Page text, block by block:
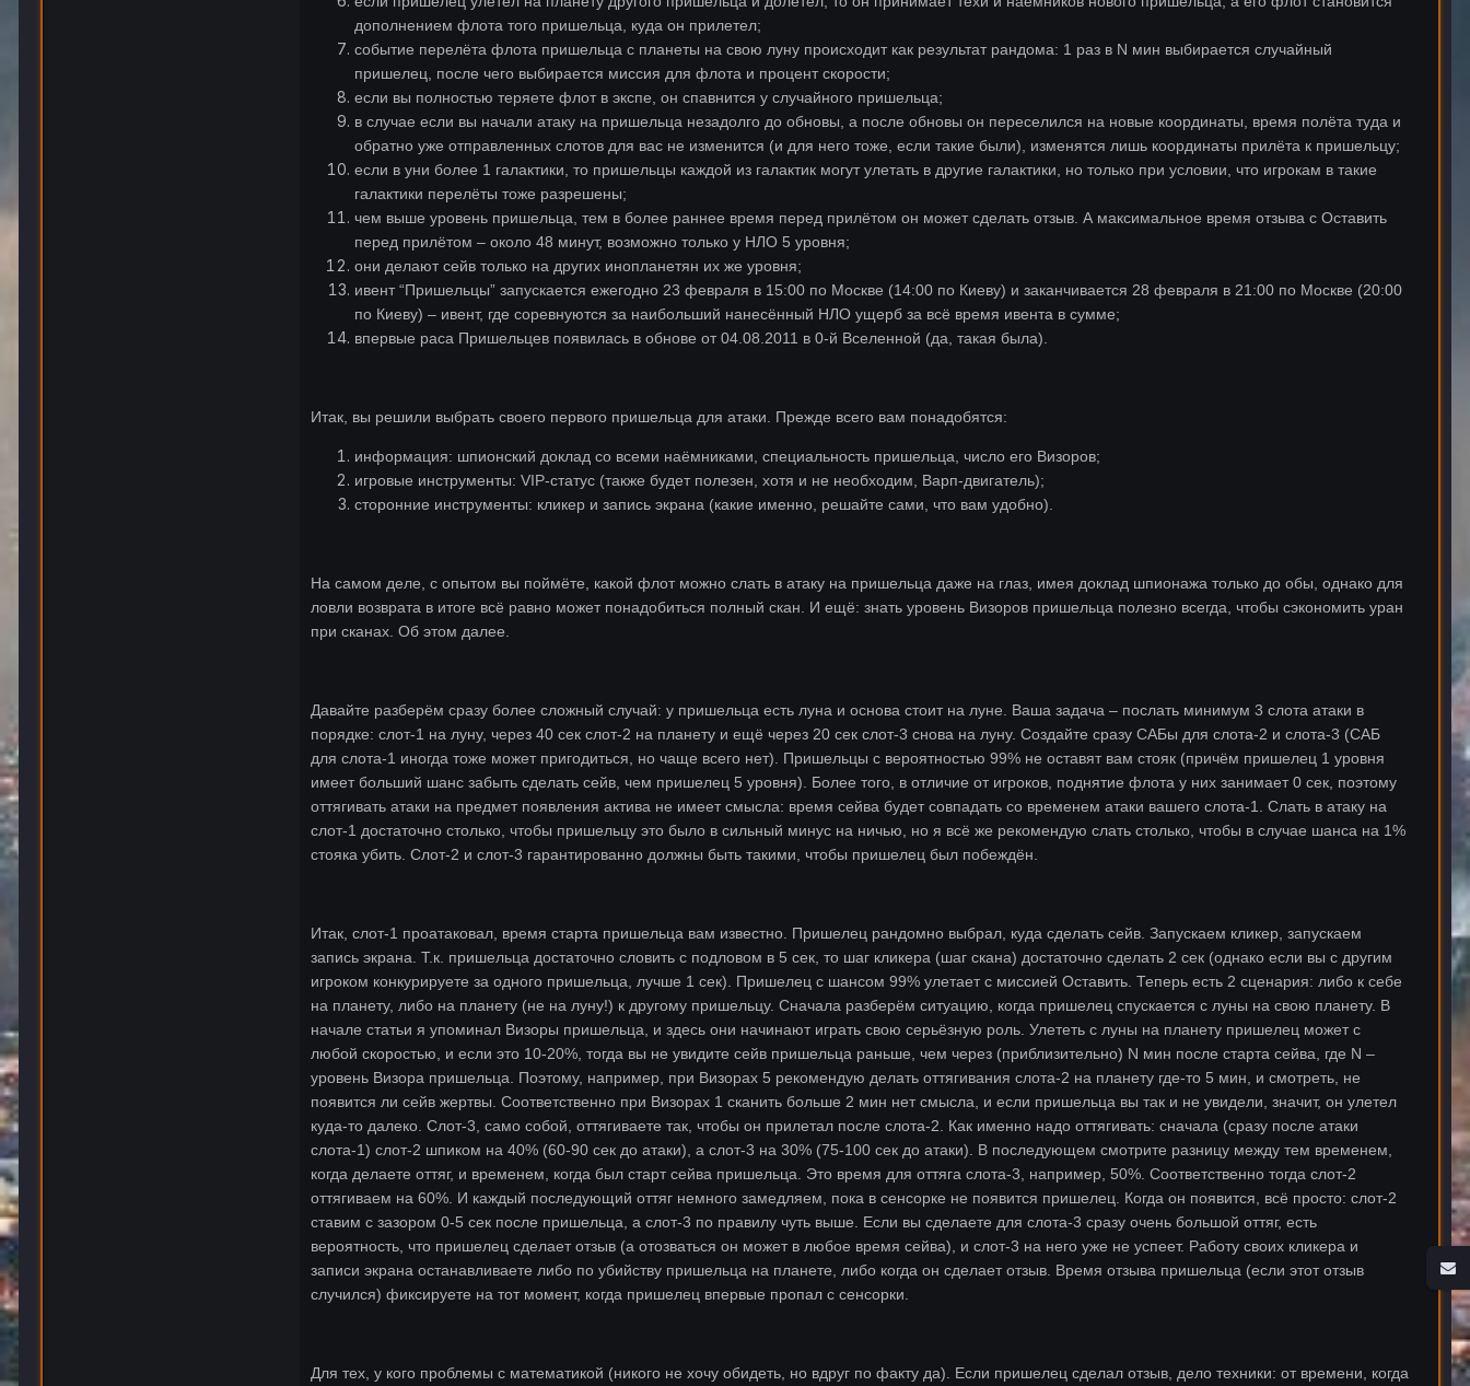
дополнением флота того пришельца, куда он прилетел;
событие перелёта флота пришельца с планеты на свою луну происходит как результат рандома: 1 раз в N мин выбирается случайный
пришелец, после чего выбирается миссия для флота и процент скорости;
если вы полностью теряете флот в экспе, он спавнится у случайного пришельца;
в случае если вы начали атаку на пришельца незадолго до обновы, а после обновы он переселился на новые координаты, время полёта туда и
обратно уже отправленных слотов для вас не изменится (и для него тоже, если такие были), изменятся лишь координаты прилёта к пришельцу;
если в уни более 1 галактики, то пришельцы каждой из галактик могут улетать в другие галактики, но только при условии, что игрокам в такие
галактики перелёты тоже разрешены;
чем выше уровень пришельца, тем в более раннее время перед прилётом он может сделать отзыв. А максимальное время отзыва с Оставить
перед прилётом – около 48 минут, возможно только у НЛО 5 уровня;
они делают сейв только на других инопланетян их же уровня;
ивент “Пришельцы” запускается ежегодно 23 февраля в 15:00 по Москве (14:00 по Киеву) и заканчивается 28 февраля в 21:00 по Москве (20:00
по Киеву) – ивент, где соревнуются за наибольший нанесённый НЛО ущерб за всё время ивента в сумме;
впервые раса Пришельцев появилась в обнове от 04.08.2011 в 0-й Вселенной (да, такая была).
Итак, вы решили выбрать своего первого пришельца для атаки. Прежде всего вам понадобятся:
информация: шпионский доклад со всеми наёмниками, специальность пришельца, число его Визоров;
игровые инструменты: VIP-статус (также будет полезен, хотя и не необходим, Варп-двигатель);
сторонние инструменты: кликер и запись экрана (какие именно, решайте сами, что вам удобно).
На самом деле, с опытом вы поймёте, какой флот можно слать в атаку на пришельца даже на глаз, имея доклад шпионажа только до обы, однако для
ловли возврата в итоге всё равно может понадобиться полный скан. И ещё: знать уровень Визоров пришельца полезно всегда, чтобы сэкономить уран
при сканах. Об этом далее.
Давайте разберём сразу более сложный случай: у пришельца есть луна и основа стоит на луне. Ваша задача – послать минимум 3 слота атаки в
порядке: слот-1 на луну, через 40 сек слот-2 на планету и ещё через 20 сек слот-3 снова на луну. Создайте сразу САБы для слота-2 и слота-3 (САБ
для слота-1 иногда тоже может пригодиться, но чаще всего нет). Пришельцы с вероятностью 99% не оставят вам стояк (причём пришелец 1 уровня
имеет больший шанс забыть сделать сейв, чем пришелец 5 уровня). Более того, в отличие от игроков, поднятие флота у них занимает 0 сек, поэтому
оттягивать атаки на предмет появления актива не имеет смысла: время сейва будет совпадать со временем атаки вашего слота-1. Слать в атаку на
слот-1 достаточно столько, чтобы пришельцу это было в сильный минус на ничью, но я всё же рекомендую слать столько, чтобы в случае шанса на 1%
стояка убить. Слот-2 и слот-3 гарантированно должны быть такими, чтобы пришелец был побеждён.
Итак, слот-1 проатаковал, время старта пришельца вам известно. Пришелец рандомно выбрал, куда сделать сейв. Запускаем кликер, запускаем
запись экрана. Т.к. пришельца достаточно словить с подловом в 5 сек, то шаг кликера (шаг скана) достаточно сделать 2 сек (однако если вы с другим
игроком конкурируете за одного пришельца, лучше 1 сек). Пришелец с шансом 99% улетает с миссией Оставить. Теперь есть 2 сценария: либо к себе
на планету, либо на планету (не на луну!) к другому пришельцу. Сначала разберём ситуацию, когда пришелец спускается с луны на свою планету. В
начале статьи я упоминал Визоры пришельца, и здесь они начинают играть свою серьёзную роль. Улететь с луны на планету пришелец может с
любой скоростью, и если это 10-20%, тогда вы не увидите сейв пришельца раньше, чем через (приблизительно) N мин после старта сейва, где N –
уровень Визора пришельца. Поэтому, например, при Визорах 5 рекомендую делать оттягивания слота-2 на планету где-то 5 мин, и смотреть, не
появится ли сейв жертвы. Соответственно при Визорах 1 сканить больше 2 мин нет смысла, и если пришельца вы так и не увидели, значит, он улетел
куда-то далеко. Слот-3, само собой, оттягиваете так, чтобы он прилетал после слота-2. Как именно надо оттягивать: сначала (сразу после атаки
слота-1) слот-2 шпиком на 40% (60-90 сек до атаки), а слот-3 на 30% (75-100 сек до атаки). В последующем смотрите разницу между тем временем,
когда делаете оттяг, и временем, когда был старт сейва пришельца. Это время для оттяга слота-3, например, 50%. Соответственно тогда слот-2
оттягиваем на 60%. И каждый последующий оттяг немного замедляем, пока в сенсорке не появится пришелец. Когда он появится, всё просто: слот-2
ставим с зазором 0-5 сек после пришельца, а слот-3 по правилу чуть выше. Если вы сделаете для слота-3 сразу очень большой оттяг, есть
вероятность, что пришелец сделает отзыв (а отозваться он может в любое время сейва), и слот-3 на него уже не успеет. Работу своих кликера и
записи экрана останавливаете либо по убийству пришельца на планете, либо когда он сделает отзыв. Время отзыва пришельца (если этот отзыв
случился) фиксируете на тот момент, когда пришелец впервые пропал с сенсорки.
Для тех, у кого проблемы с математикой (никого не хочу обидеть, но вдруг по факту да). Если пришелец сделал отзыв, дело техники: от времени, когда